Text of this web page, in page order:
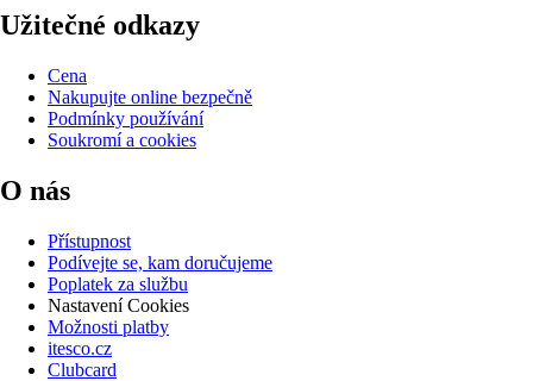
Užitečné odkazy
Cena
Nakupujte online bezpečně
Podmínky používání
Soukromí a cookies
O nás
Přístupnost
Podívejte se, kam doručujeme
Poplatek za službu
Nastavení Cookies
Možnosti platby
itesco.cz
Clubcard